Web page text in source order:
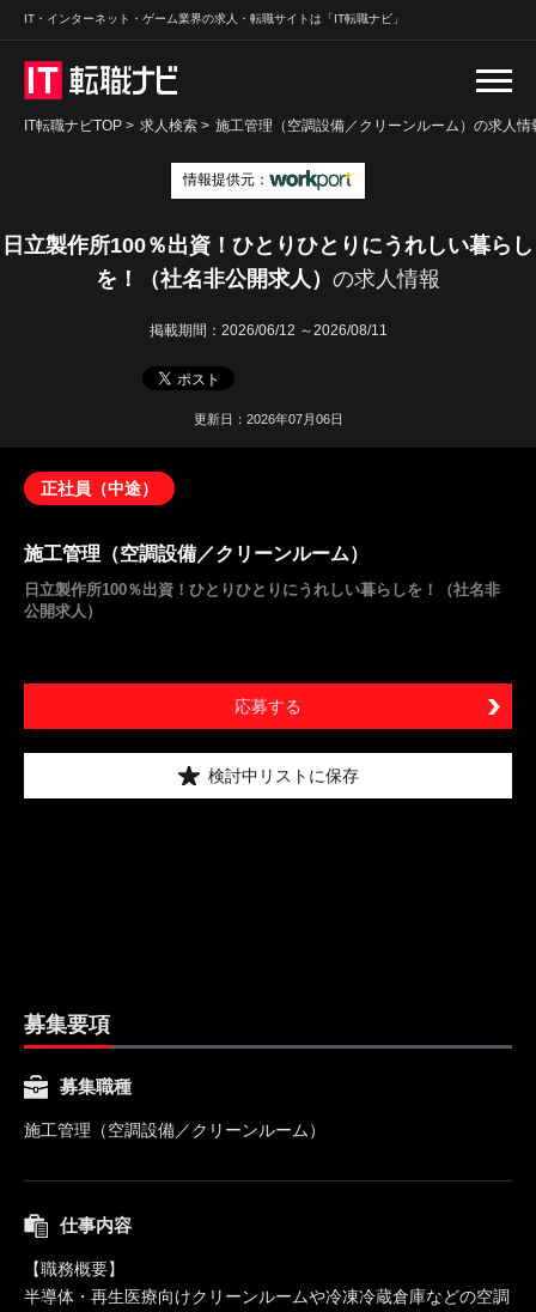
IT・インターネット・ゲーム業界の求人・転職サイトは「IT転職ナビ」
IT転職ナビTOP > 求人検索 > 施工管理（空調設備／クリーンルーム）の求人情
情報提供元：
日立製作所100％出資！ひとりひとりにうれしい暮らし
を！（社名非公開求人） の求人情報
掲載期間： 2026/06/12 ～2026/08/11
更新日：2026年07月06日
正社員（中途）
施工管理（空調設備／クリーンルーム）
日立製作所100％出資！ひとりひとりにうれしい暮らしを！（社名非
公開求人）
応募する
検討中リストに保存
募集要項
募集職種
施工管理（空調設備／クリーンルーム）
仕事内容
【職務概要】
半導体・再生医療向けクリーンルームや冷凍冷蔵倉庫などの空調